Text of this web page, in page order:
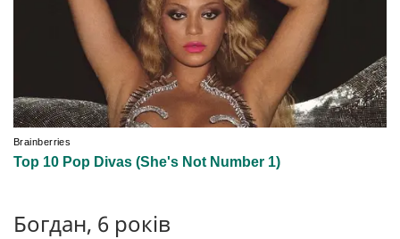
Богдан, 6 років